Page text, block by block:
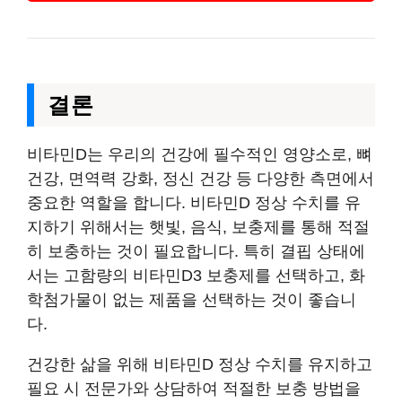
결론
비타민D는 우리의 건강에 필수적인 영양소로, 뼈
건강, 면역력 강화, 정신 건강 등 다양한 측면에서
중요한 역할을 합니다. 비타민D 정상 수치를 유
지하기 위해서는 햇빛, 음식, 보충제를 통해 적절
히 보충하는 것이 필요합니다. 특히 결핍 상태에
서는 고함량의 비타민D3 보충제를 선택하고, 화
학첨가물이 없는 제품을 선택하는 것이 좋습니
다.
건강한 삶을 위해 비타민D 정상 수치를 유지하고
필요 시 전문가와 상담하여 적절한 보충 방법을